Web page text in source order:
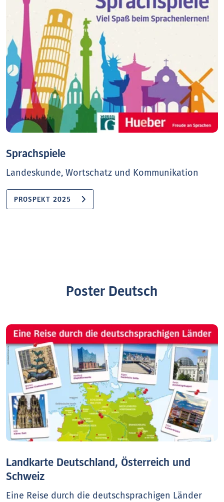
Sprachspiele
Landeskunde, Wortschatz und Kommunikation
PROSPEKT 2025
Poster Deutsch
Landkarte Deutschland, Österreich und
Schweiz
Eine Reise durch die deutschsprachigen Länder